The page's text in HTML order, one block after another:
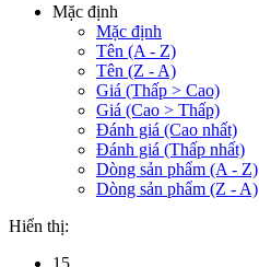
Mặc định
Mặc định
Tên (A - Z)
Tên (Z - A)
Giá (Thấp > Cao)
Giá (Cao > Thấp)
Đánh giá (Cao nhất)
Đánh giá (Thấp nhất)
Dòng sản phẩm (A - Z)
Dòng sản phẩm (Z - A)
Hiển thị:
15